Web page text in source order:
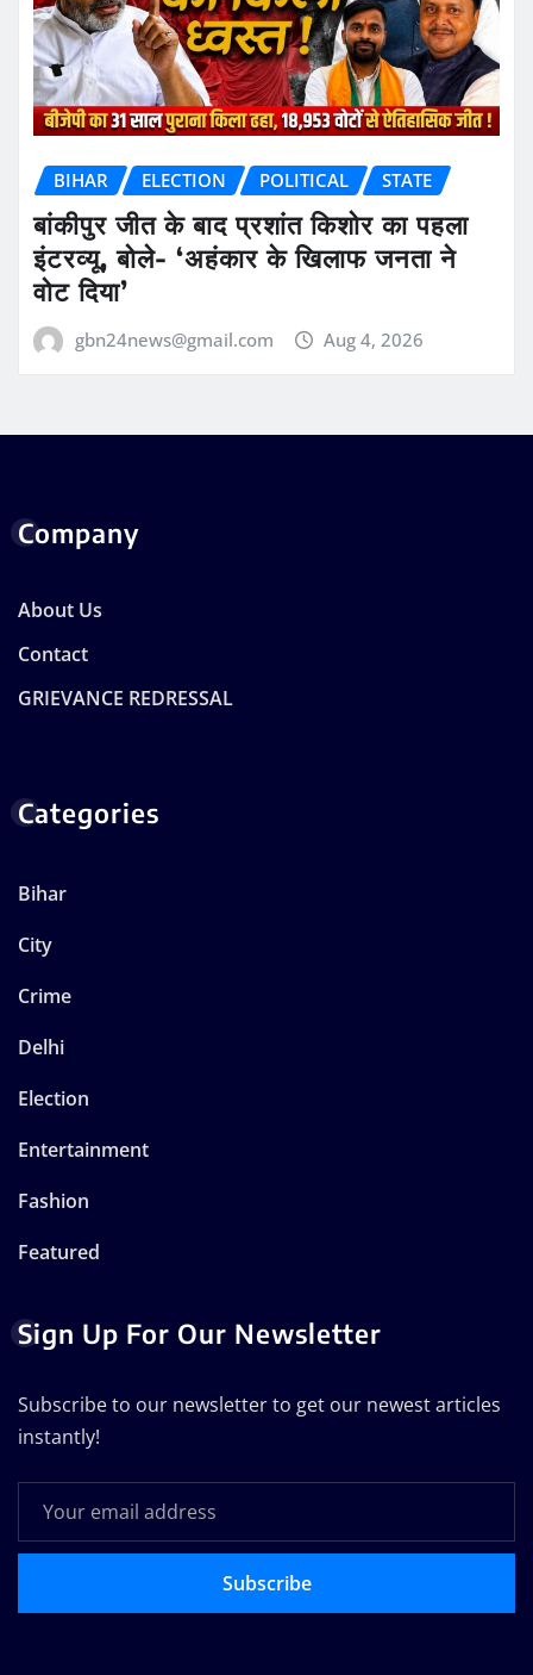
BIHAR ELECTION POLITICAL STATE
बांकीपुर जीत के बाद प्रशांत किशोर का पहला
इंटरव्यू, बोले- ‘अहंकार के खिलाफ जनता ने
वोट दिया’
gbn24news@gmail.com Aug 4, 2026
Company
About Us
Contact
GRIEVANCE REDRESSAL
Categories
Bihar
City
Crime
Delhi
Election
Entertainment
Fashion
Featured
Sign Up For Our Newsletter
Subscribe to our newsletter to get our newest articles
instantly!
Subscribe